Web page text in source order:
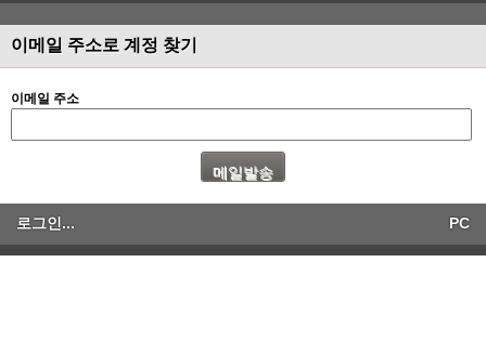
이메일 주소로 계정 찾기
이메일 주소
로그인... PC